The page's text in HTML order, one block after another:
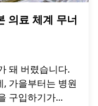
의료 체계 무너
돼 버렸습니다.
가을부터는 병원
구입하기가...